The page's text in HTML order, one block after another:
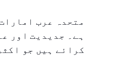
متحدہ عرب
ہے۔ جدیدیت اور
کرائے ہیں جو